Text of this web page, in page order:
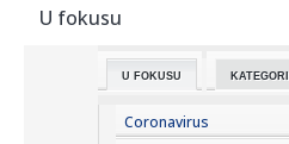
12:26:
12:23:
Spas za
U fokusu
U FOKUSU
Coronavirus